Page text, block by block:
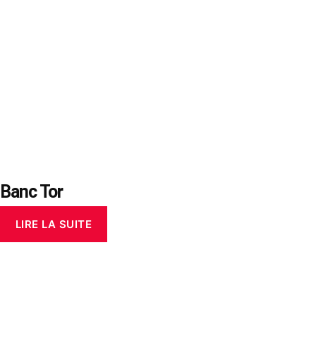
Banc Tor
LIRE LA SUITE